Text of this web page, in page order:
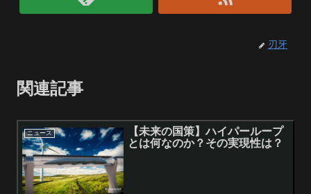
刃牙
関連記事
ニュース
【未来の国策】ハイパーループ
とは何なのか？その実現性は？